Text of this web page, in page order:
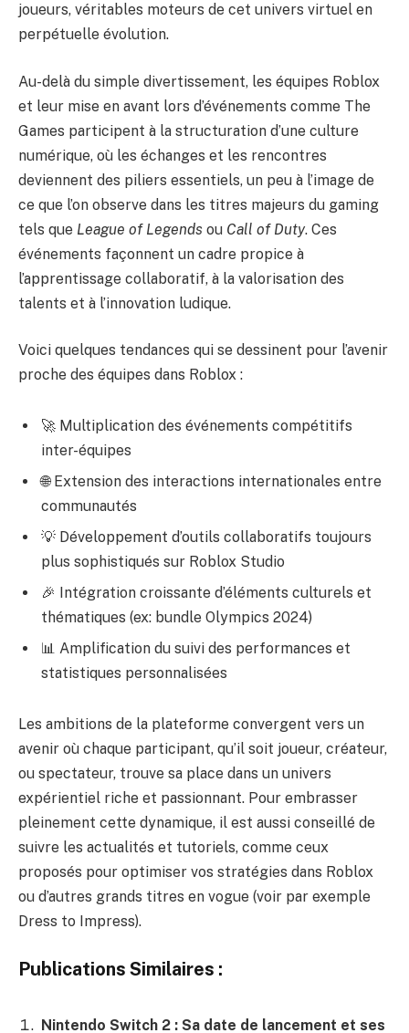
joueurs, véritables moteurs de cet univers virtuel en
perpétuelle évolution.
Au-delà du simple divertissement, les équipes Roblox
et leur mise en avant lors d’événements comme The
Games participent à la structuration d’une culture
numérique, où les échanges et les rencontres
deviennent des piliers essentiels, un peu à l’image de
ce que l’on observe dans les titres majeurs du gaming
tels que League of Legends ou Call of Duty. Ces
événements façonnent un cadre propice à
l’apprentissage collaboratif, à la valorisation des
talents et à l’innovation ludique.
Voici quelques tendances qui se dessinent pour l’avenir
proche des équipes dans Roblox :
🚀 Multiplication des événements compétitifs
inter-équipes
🌐 Extension des interactions internationales entre
communautés
💡 Développement d’outils collaboratifs toujours
plus sophistiqués sur Roblox Studio
🎉 Intégration croissante d’éléments culturels et
thématiques (ex: bundle Olympics 2024)
📊 Amplification du suivi des performances et
statistiques personnalisées
Les ambitions de la plateforme convergent vers un
avenir où chaque participant, qu’il soit joueur, créateur,
ou spectateur, trouve sa place dans un univers
expérientiel riche et passionnant. Pour embrasser
pleinement cette dynamique, il est aussi conseillé de
suivre les actualités et tutoriels, comme ceux
proposés pour optimiser vos stratégies dans Roblox
ou d’autres grands titres en vogue (voir par exemple
Dress to Impress).
Publications Similaires :
Nintendo Switch 2 : Sa date de lancement et ses